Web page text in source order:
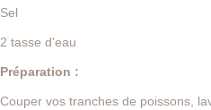
Sel
2 tasse d'eau
Préparation :
Couper vos tranches de poissons,